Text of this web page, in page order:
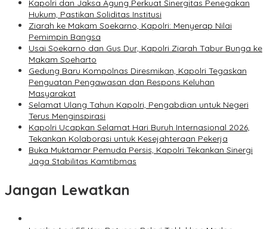
Kapolri dan Jaksa Agung Perkuat Sinergitas Penegakan
Hukum, Pastikan Soliditas Institusi
Ziarah ke Makam Soekarno, Kapolri: Menyerap Nilai
Pemimpin Bangsa
Usai Soekarno dan Gus Dur, Kapolri Ziarah Tabur Bunga ke
Makam Soeharto
Gedung Baru Kompolnas Diresmikan, Kapolri Tegaskan
Penguatan Pengawasan dan Respons Keluhan
Masyarakat
Selamat Ulang Tahun Kapolri, Pengabdian untuk Negeri
Terus Menginspirasi
Kapolri Ucapkan Selamat Hari Buruh Internasional 2026,
Tekankan Kolaborasi untuk Kesejahteraan Pekerja
Buka Muktamar Pemuda Persis, Kapolri Tekankan Sinergi
Jaga Stabilitas Kamtibmas
Jangan Lewatkan